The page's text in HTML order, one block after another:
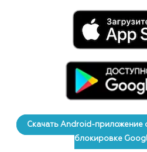
Скачать Android-приложение
блокировке